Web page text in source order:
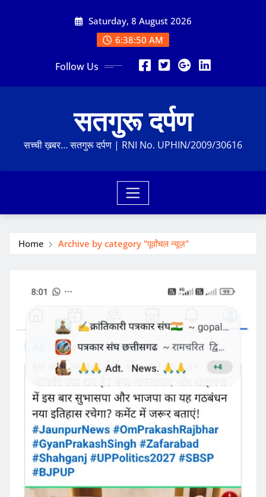
Saturday, 8 August 2026
6:38:51 AM
Follow Us
सतगुरू दर्पण
सच्ची ख़बर… सतगुरू दर्पण | RNI No. UPHIN/2009/30616
Home Archive by category "पूर्वांचल न्यूज़"